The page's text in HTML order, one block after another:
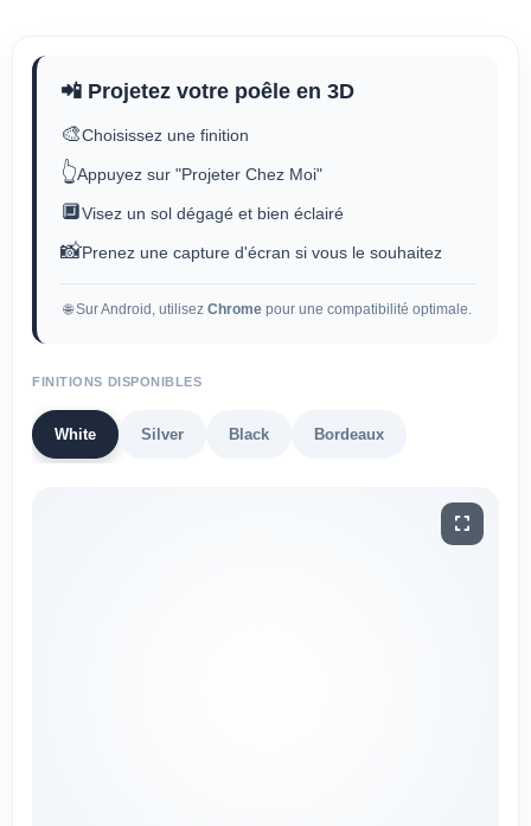
📲 Projetez votre poêle en 3D
🎨Choisissez une finition
👆Appuyez sur "Projeter Chez Moi"
🔲Visez un sol dégagé et bien éclairé
📸Prenez une capture d'écran si vous le souhaitez
🌐 Sur Android, utilisez Chrome pour une compatibilité optimale.
FINITIONS DISPONIBLES
White Silver Black Bordeaux